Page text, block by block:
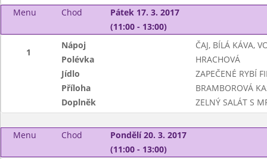
Menu
Chod
Pátek 17. 3. 2017
(11:00 - 13:00)
1
Nápoj
ČAJ, BÍLÁ KÁVA,
Polévka
HRACHOVÁ
Jídlo
ZAPEČENÉ RYBÍ
Příloha
BRAMBOROVÁ
Doplněk
ZELNÝ SALÁT S
Menu Chod
Pondělí 20. 3. 2017
(11:00 - 13:00)